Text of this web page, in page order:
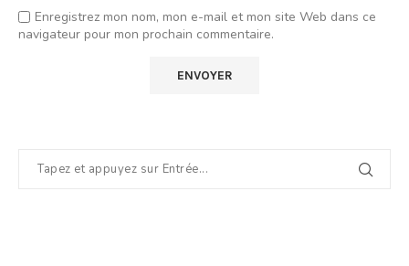
Enregistrez mon nom, mon e-mail et mon site Web dans ce
navigateur pour mon prochain commentaire.